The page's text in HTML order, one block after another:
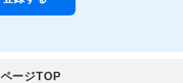
ページTOP